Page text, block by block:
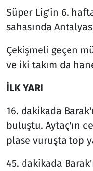
Süper Lig'in 6.
sahasında
Çekişmeli geçen
ve iki takım da
İLK YARI
16. dakikada
buluştu. Aytaç'ın
plase vuruşta top
45. dakikada
Savunma Sanayi
Seçim 2023
Spor
Televizyon